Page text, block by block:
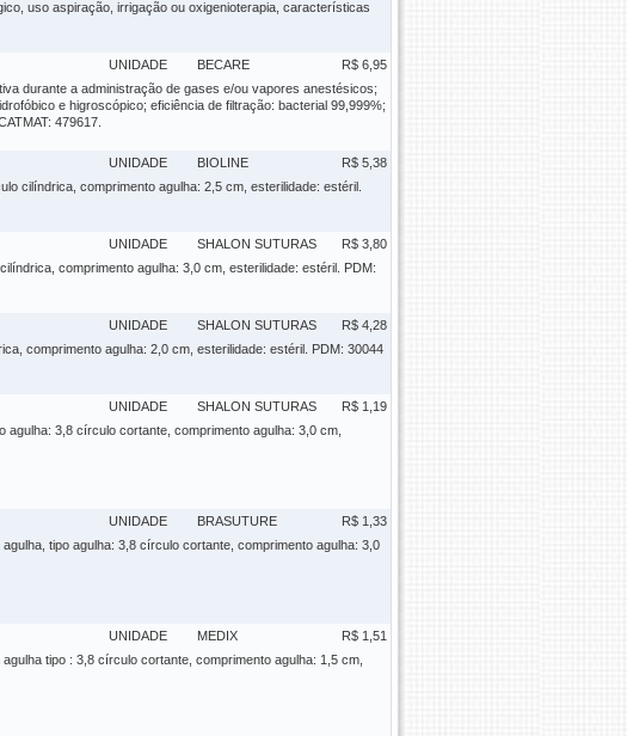
uso aspiração, irrigação ou oxigenioterapia, características
UNIDADE BECARE
R$ 6,95
durante a administração de gases e/ou vapores anestésicos;
e higroscópico; eficiência de filtração: bacterial 99,999%;
479617.
UNIDADE BIOLINE
R$ 5,38
cilíndrica, comprimento agulha: 2,5 cm, esterilidade: estéril.
UNIDADE SHALON SUTURAS
R$ 3,80
comprimento agulha: 3,0 cm, esterilidade: estéril. PDM:
UNIDADE SHALON SUTURAS
R$ 4,28
comprimento agulha: 2,0 cm, esterilidade: estéril. PDM: 30044
UNIDADE SHALON SUTURAS
R$ 1,19
3,8 círculo cortante, comprimento agulha: 3,0 cm,
UNIDADE BRASUTURE
R$ 1,33
tipo agulha: 3,8 círculo cortante, comprimento agulha: 3,0
UNIDADE MEDIX
R$ 1,51
tipo : 3,8 círculo cortante, comprimento agulha: 1,5 cm,